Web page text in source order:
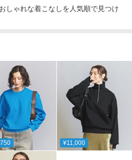
しゃれな着こなしを人気順で見つけ
¥11,000